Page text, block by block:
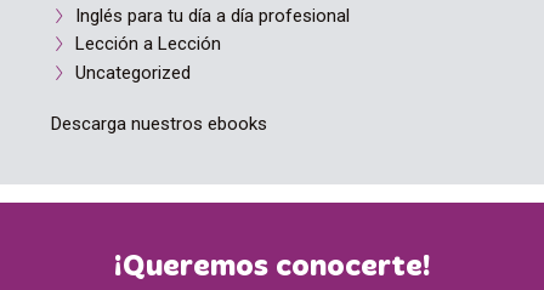
Inglés para tu día a día profesional
Lección a Lección
Uncategorized
Descarga nuestros ebooks
¡Queremos conocerte!